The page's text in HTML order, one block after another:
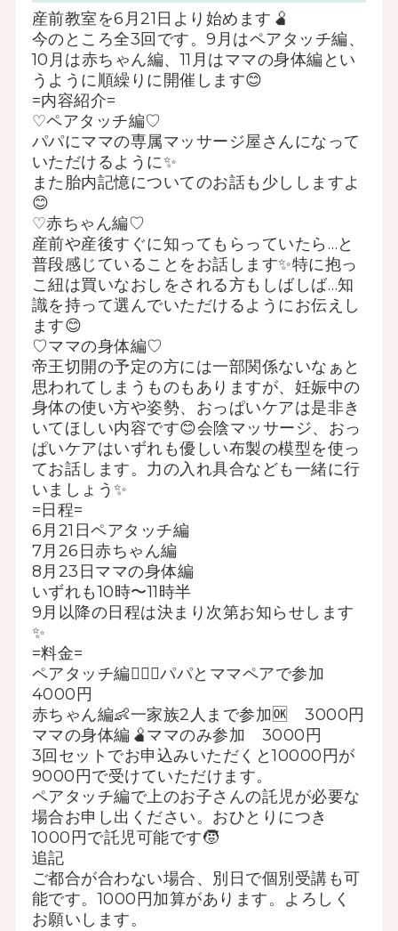
産前教室を6月21日より始めます🫄
今のところ全3回です。9月はペアタッチ編、
10月は赤ちゃん編、11月はママの身体編とい
うように順繰りに開催します😊
=内容紹介=
♡ペアタッチ編♡
パパにママの専属マッサージ屋さんになって
いただけるように✨
また胎内記憶についてのお話も少ししますよ
😊
♡赤ちゃん編♡
産前や産後すぐに知ってもらっていたら…と
普段感じていることをお話します✨特に抱っ
こ紐は買いなおしをされる方もしばしば…知
識を持って選んでいただけるようにお伝えし
ます😊
♡ママの身体編♡
帝王切開の予定の方には一部関係ないなぁと
思われてしまうものもありますが、妊娠中の
身体の使い方や姿勢、おっぱいケアは是非き
いてほしい内容です😊会陰マッサージ、おっ
ぱいケアはいずれも優しい布製の模型を使っ
てお話します。力の入れ具合なども一緒に行
いましょう✨
=日程=
6月21日ペアタッチ編
7月26日赤ちゃん編
8月23日ママの身体編
いずれも10時〜11時半
9月以降の日程は決まり次第お知らせします
✨
=料金=
ペアタッチ編👩‍❤️‍👨パパとママペアで参加
4000円
赤ちゃん編👶一家族2人まで参加🆗 3000円
ママの身体編🫄ママのみ参加 3000円
3回セットでお申込みいただくと10000円が
9000円で受けていただけます。
ペアタッチ編で上のお子さんの託児が必要な
場合お申し出ください。おひとりにつき
1000円で託児可能です🧒
追記
ご都合が合わない場合、別日で個別受講も可
能です。1000円加算があります。よろしく
お願いします。